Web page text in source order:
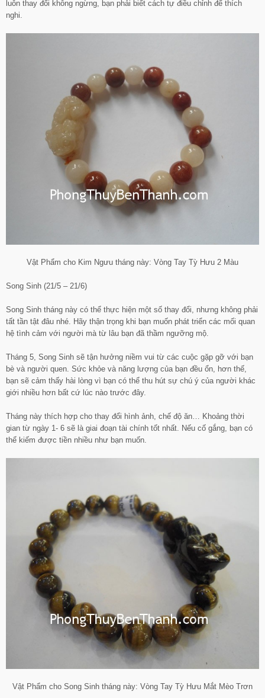
luôn thay đổi không ngừng, bạn phải biết cách tự điều chỉnh để thích
nghi.
Vật Phẩm cho Kim Ngưu tháng này: Vòng Tay Tỳ Hưu 2 Màu
Song Sinh (21/5 – 21/6)
Song Sinh tháng này có thể thực hiện một số thay đổi, nhưng không phải
tất tần tật đâu nhé. Hãy thận trọng khi bạn muốn phát triển các mối quan
hệ tình cảm với người mà từ lâu bạn đã thầm ngưỡng mộ.
Tháng 5, Song Sinh sẽ tận hưởng niềm vui từ các cuộc gặp gỡ với bạn
bè và người quen. Sức khỏe và năng lượng của bạn đều ổn, hơn thế,
bạn sẽ cảm thấy hài lòng vì bạn có thể thu hút sự chú ý của người khác
giới nhiều hơn bất cứ lúc nào trước đây.
Tháng này thích hợp cho thay đổi hình ảnh, chế độ ăn… Khoảng thời
gian từ ngày 1- 6 sẽ là giai đoạn tài chính tốt nhất. Nếu cố gắng, bạn có
thể kiếm được tiền nhiều như bạn muốn.
Vật Phẩm cho Song Sinh tháng này: Vòng Tay Tỳ Hưu Mắt Mèo Trơn